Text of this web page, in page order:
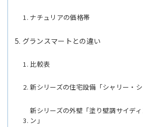
ナチュリアの価格帯
グランスマートとの違い
比較表
新シリーズの住宅設備「シャリー・シ
新シリーズの外壁「塗り壁調サイデ
ン」